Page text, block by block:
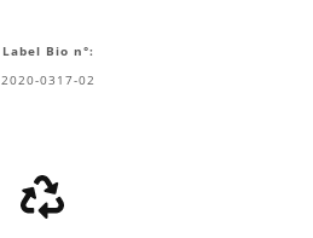
Label Bio n°:
2020-0317-02